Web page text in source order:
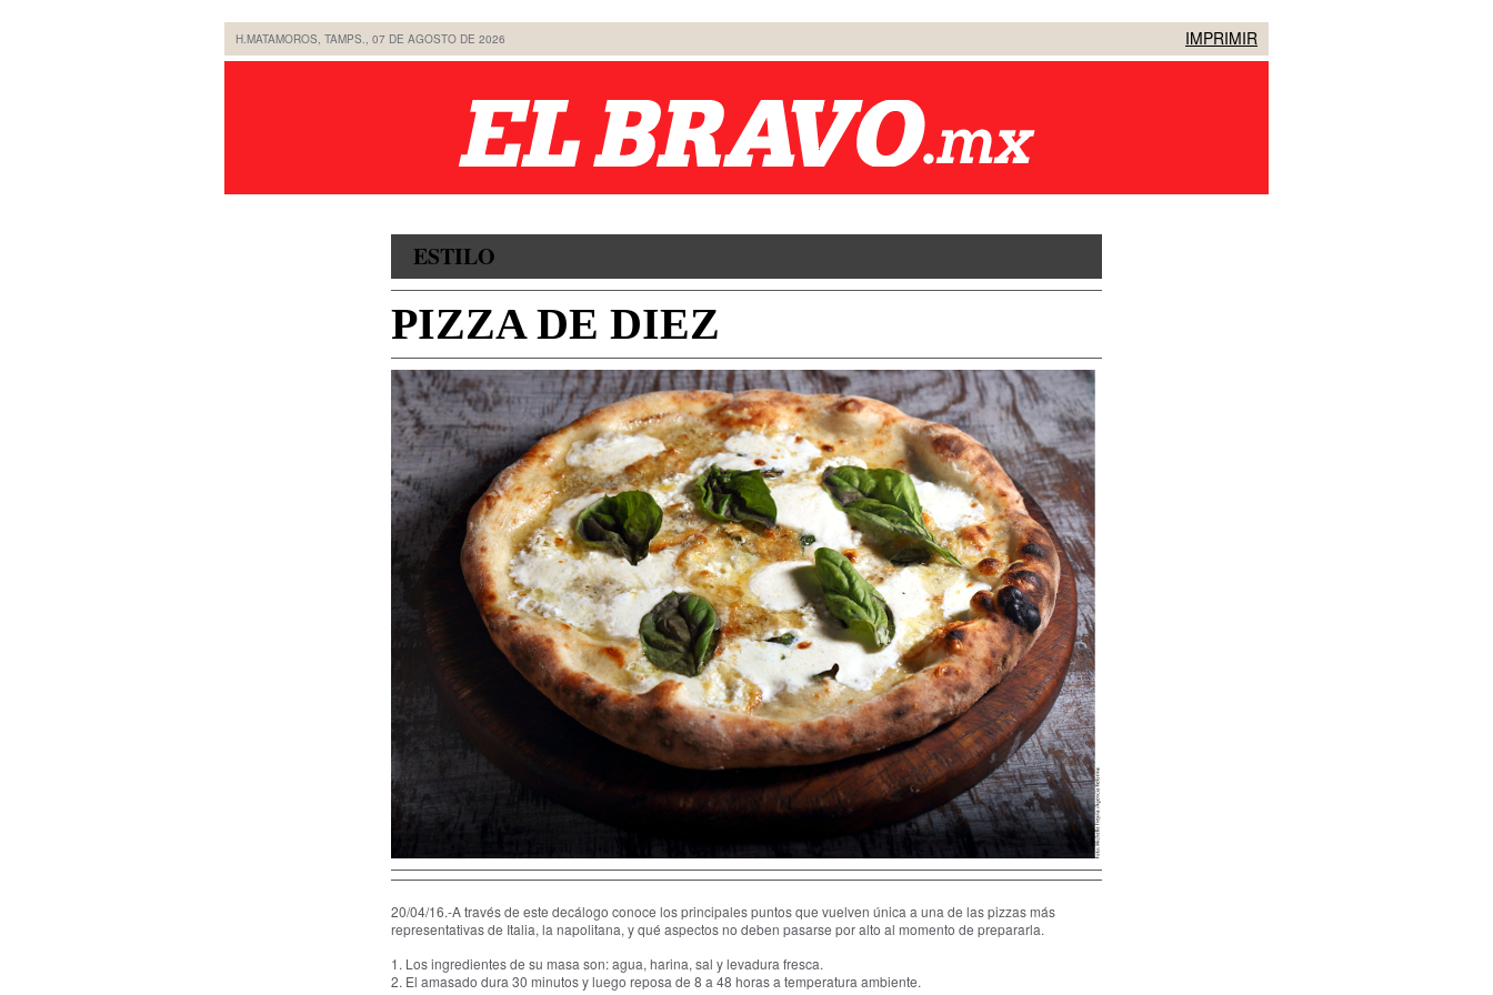
H.MATAMOROS, TAMPS., 07 DE AGOSTO DE 2026 IMPRIMIR
ESTILO
PIZZA DE DIEZ
20/04/16.-A través de este decálogo conoce los principales puntos que vuelven única a una de las pizzas más
representativas de Italia, la napolitana, y qué aspectos no deben pasarse por alto al momento de prepararla.
1. Los ingredientes de su masa son: agua, harina, sal y levadura fresca.
2. El amasado dura 30 minutos y luego reposa de 8 a 48 horas a temperatura ambiente.